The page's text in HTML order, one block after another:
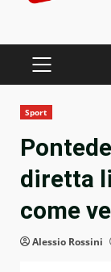
PRIMARY
Sport
diretta
come
Alessio Rossini